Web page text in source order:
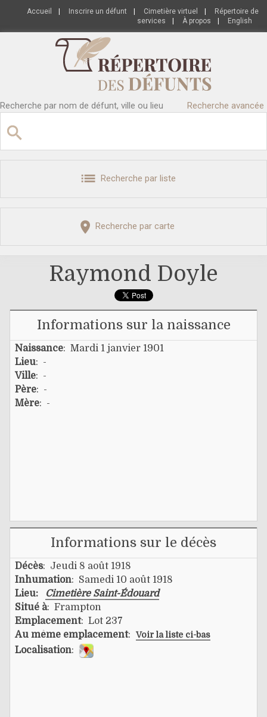
Accueil Inscrire un défunt Cimetière virtuel
Répertoire de
services
À propos English
Recherche par nom de défunt, ville ou lieu Recherche avancée
Recherche par liste
Recherche par carte
Raymond Doyle
Informations sur la naissance
Naissance: Mardi 1 janvier 1901
Lieu: -
Ville: -
Père: -
Mère: -
Informations sur le décès
Décès: Jeudi 8 août 1918
Inhumation: Samedi 10 août 1918
Lieu:
Cimetière Saint-Édouard
Situé à: Frampton
Emplacement: Lot 237
Au même emplacement: Voir la liste ci-bas
Localisation: